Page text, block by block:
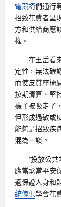
電競椅們通行
招致花費者呈
方和供給商應
權。
在王岳看
定性，無法確
而使皮質座椅
按期清算、堅
襪子被吸走了
但形成過敏或
能夠是招致疾
混為一談。
“投放公
應當承當平安
適保證人身和
統傢俱學會花